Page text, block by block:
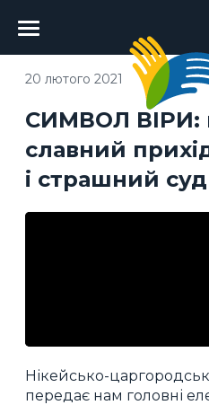
Головне
меню
СИМВОЛ ВІРИ:
славний
і страшний суд
20 лютого 2021
Нікейсько-
передає нам головні